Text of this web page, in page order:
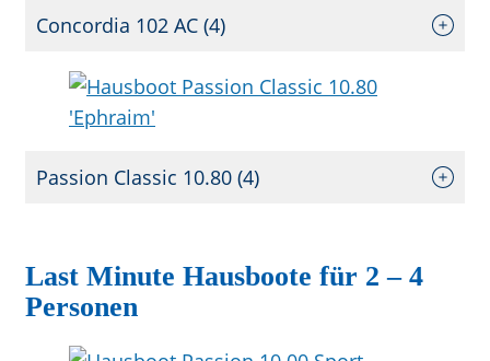
Concordia 102 AC (4)
Passion Classic 10.80 (4)
Last Minute Hausboote für 2 – 4
Personen